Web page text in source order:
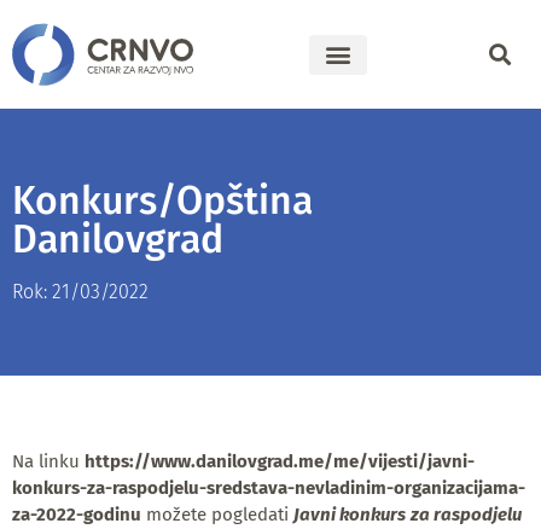
Konkurs/Opština
Danilovgrad
Rok: 21/03/2022
Na linku https://www.danilovgrad.me/me/vijesti/javni-
konkurs-za-raspodjelu-sredstava-nevladinim-organizacijama-
za-2022-godinu možete pogledati Javni konkurs za raspodjelu